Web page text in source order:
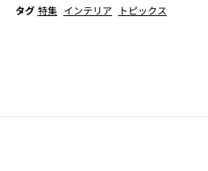
タグ 特集 インテリア
トピックス